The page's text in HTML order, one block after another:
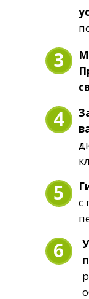
3
4
с
5
6